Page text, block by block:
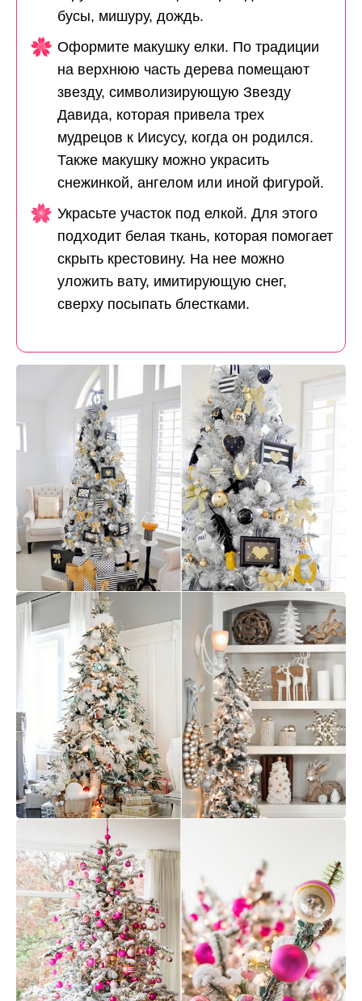
бусы, мишуру, дождь.
Оформите макушку елки. По традиции
на верхнюю часть дерева помещают
звезду, символизирующую Звезду
Давида, которая привела трех
мудрецов к Иисусу, когда он родился.
Также макушку можно украсить
снежинкой, ангелом или иной фигурой.
Украсьте участок под елкой. Для этого
подходит белая ткань, которая помогает
скрыть крестовину. На нее можно
уложить вату, имитирующую снег,
сверху посыпать блестками.